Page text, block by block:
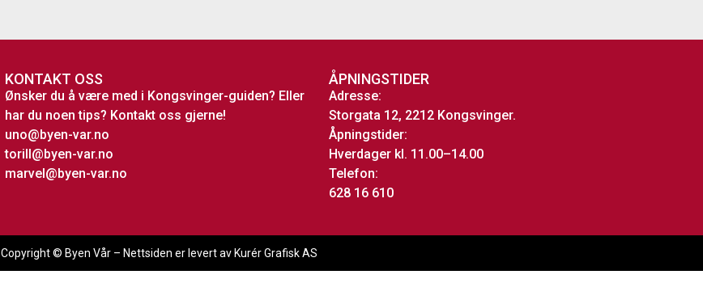
KONTAKT OSS
Ønsker du å være med i Kongsvinger-guiden? Eller
har du noen tips? Kontakt oss gjerne!
uno@byen-var.no
torill@byen-var.no
marvel@byen-var.no
ÅPNINGSTIDER
Adresse:
Storgata 12, 2212 Kongsvinger.
Åpningstider:
Hverdager kl. 11.00–14.00
Telefon:
628 16 610
Copyright © Byen Vår – Nettsiden er levert av Kurér Grafisk AS